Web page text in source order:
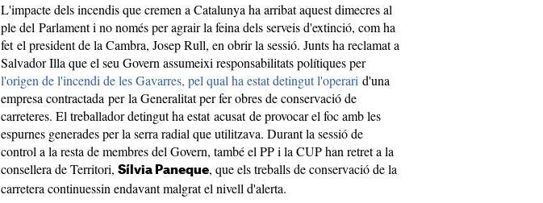
L'impacte dels incendis que cremen a Catalunya ha arribat aquest dimecres al
ple del Parlament i no només per agrair la feina dels serveis d'extinció, com ha
fet el president de la Cambra, Josep Rull, en obrir la sessió. Junts ha reclamat a
Salvador Illa que el seu Govern assumeixi responsabilitats polítiques per
l'origen de l'incendi de les Gavarres, pel qual ha estat detingut l'operari d'una
empresa contractada per la Generalitat per fer obres de conservació de
carreteres. El treballador detingut ha estat acusat de provocar el foc amb les
espurnes generades per la serra radial que utilitzava. Durant la sessió de
control a la resta de membres del Govern, també el PP i la CUP han retret a la
consellera de Territori, Sílvia Paneque, que els treballs de conservació de la
carretera continuessin endavant malgrat el nivell d'alerta.